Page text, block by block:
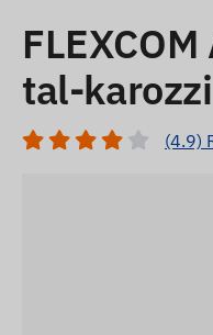
tal-karozzi
(4.9)